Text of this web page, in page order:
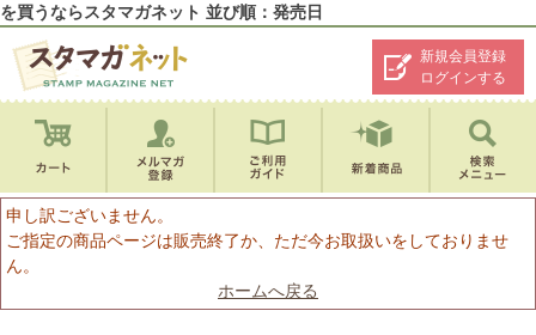
を買うならスタマガネット 並び順：発売日
新規会員登録
ログインする
申し訳ございません。
ご指定の商品ページは販売終了か、ただ今お取扱いをしておりませ
ん。
ホームへ戻る